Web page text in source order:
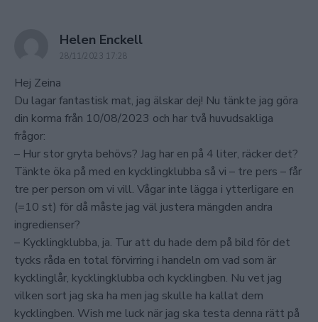
Helen Enckellsays:
28/11/2023 17:28
Hej Zeina
Du lagar fantastisk mat, jag älskar dej! Nu tänkte jag göra
din korma från 10/08/2023 och har två huvudsakliga
frågor:
– Hur stor gryta behövs? Jag har en på 4 liter, räcker det?
Tänkte öka på med en kycklingklubba så vi – tre pers – får
tre per person om vi vill. Vågar inte lägga i ytterligare en
(=10 st) för då måste jag väl justera mängden andra
ingredienser?
– Kycklingklubba, ja. Tur att du hade dem på bild för det
tycks råda en total förvirring i handeln om vad som är
kycklinglår, kycklingklubba och kycklingben. Nu vet jag
vilken sort jag ska ha men jag skulle ha kallat dem
kycklingben. Wish me luck när jag ska testa denna rätt på